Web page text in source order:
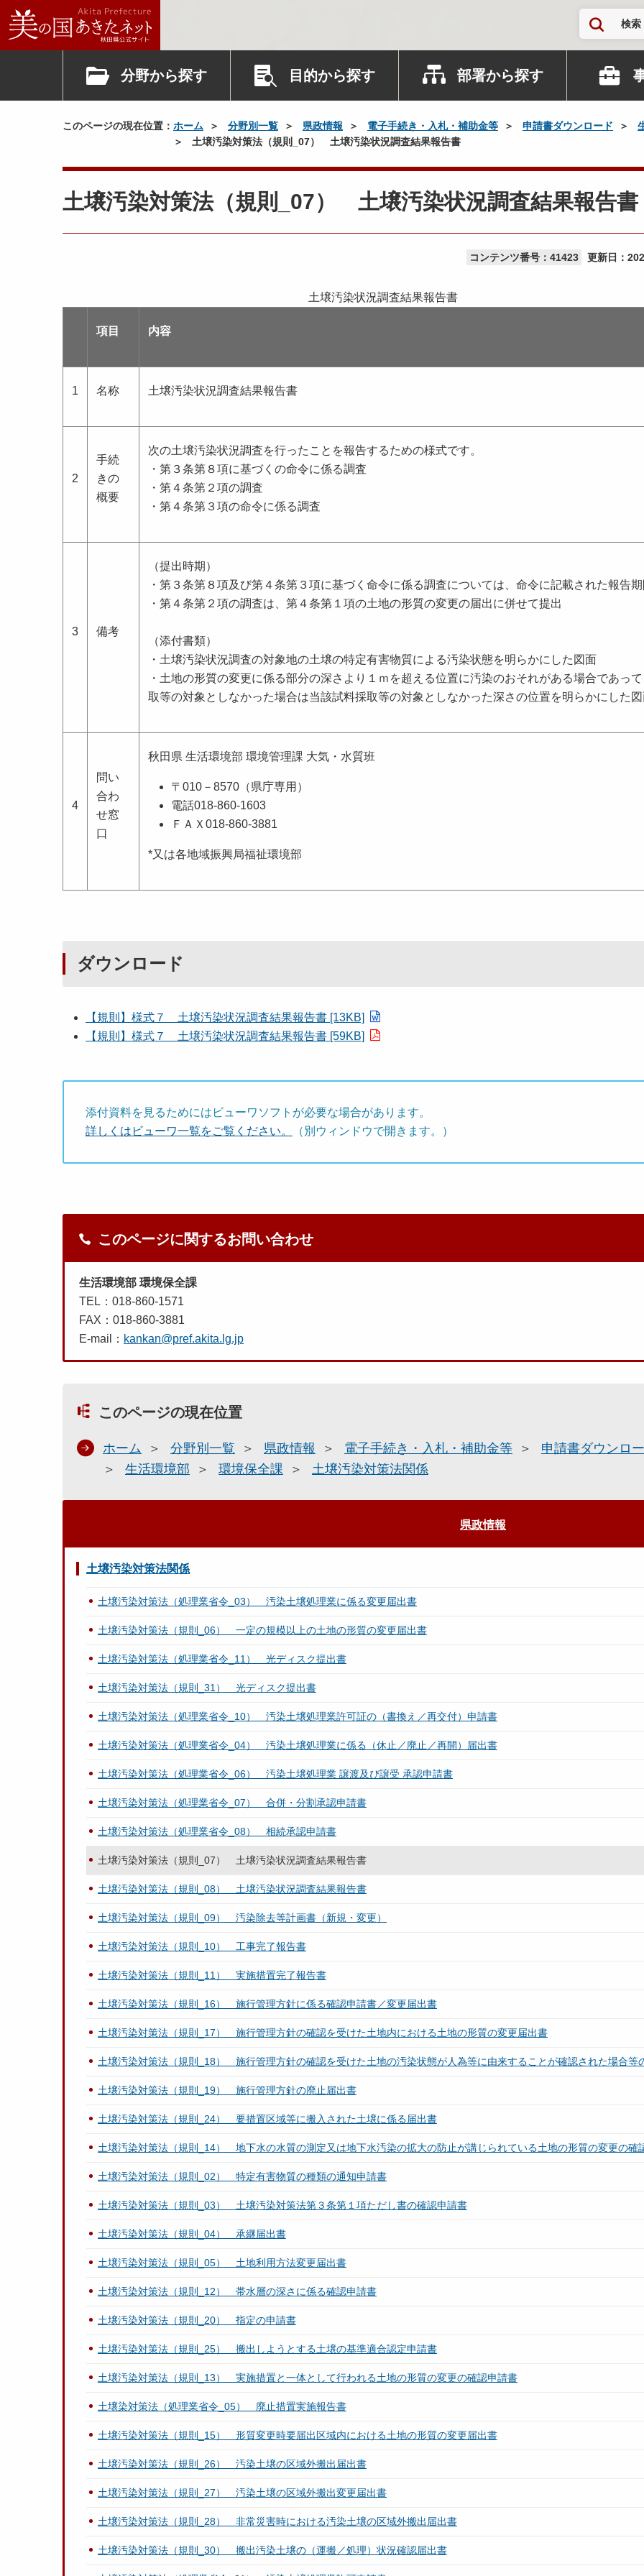
検索
分野から探す 目的から探す 部署から探す
このページの現在位置： ホーム 分野別一覧 県政情報 電子手続き・入札・補助金等 申請書ダウンロード
土壌汚染対策法（規則_07） 土壌汚染状況調査結果報告書
土壌汚染対策法（規則_07） 土壌汚染状況調査結果報告書
コンテンツ番号：41423 更新日：
項目 内容
土壌汚染状況調査結果報告書
1 名称 土壌汚染状況調査結果報告書
2
手続
きの
概要
次の土壌汚染状況調査を行ったことを報告するための様式です。
・第３条第８項に基づくの命令に係る調査
・第４条第２項の調査
・第４条第３項の命令に係る調査
3 備考
（提出時期）
・第３条第８項及び第４条第３項に基づく命令に係る調査については、命令に記載された報告
・第４条第２項の調査は、第４条第１項の土地の形質の変更の届出に併せて提出
（添付書類）
・土壌汚染状況調査の対象地の土壌の特定有害物質による汚染状態を明らかにした図面
・土地の形質の変更に係る部分の深さより１ｍを超える位置に汚染のおそれがある場合であっ
取等の対象としなかった場合は当該試料採取等の対象としなかった深さの位置を明らかにした
4
問い
合わ
せ窓
口
秋田県 生活環境部 環境管理課 大気・水質班
〒010－8570（県庁専用）
電話018-860-1603
ＦＡＸ018-860-3881
*又は各地域振興局福祉環境部
ダウンロード
【規則】様式７ 土壌汚染状況調査結果報告書 [13KB]
【規則】様式７ 土壌汚染状況調査結果報告書 [59KB]
添付資料を見るためにはビューワソフトが必要な場合があります。
詳しくはビューワ一覧をご覧ください。
（別ウィンドウで開きます。）
このページに関するお問い合わせ
生活環境部 環境保全課
TEL：018-860-1571
FAX：018-860-3881
E-mail： kankan@pref.akita.lg.jp
このページの現在位置
ホーム 分野別一覧 県政情報 電子手続き・入札・補助金等
申請書ダウンロ
生活環境部
環境保全課 土壌汚染対策法関係
県政情報
土壌汚染対策法関係
土壌汚染対策法（処理業省令_03） 汚染土壌処理業に係る変更届出書
土壌汚染対策法（規則_06） 一定の規模以上の土地の形質の変更届出書
土壌汚染対策法（処理業省令_11） 光ディスク提出書
土壌汚染対策法（規則_31） 光ディスク提出書
土壌汚染対策法（処理業省令_10） 汚染土壌処理業許可証の（書換え／再交付）申請書
土壌汚染対策法（処理業省令_04） 汚染土壌処理業に係る（休止／廃止／再開）届出書
土壌汚染対策法（処理業省令_06） 汚染土壌処理業 譲渡及び譲受 承認申請書
土壌汚染対策法（処理業省令_07） 合併・分割承認申請書
土壌汚染対策法（処理業省令_08） 相続承認申請書
土壌汚染対策法（規則_07） 土壌汚染状況調査結果報告書
土壌汚染対策法（規則_08） 土壌汚染状況調査結果報告書
土壌汚染対策法（規則_09） 汚染除去等計画書（新規・変更）
土壌汚染対策法（規則_10） 工事完了報告書
土壌汚染対策法（規則_11） 実施措置完了報告書
土壌汚染対策法（規則_16） 施行管理方針に係る確認申請書／変更届出書
土壌汚染対策法（規則_17） 施行管理方針の確認を受けた土地内における土地の形質の変更届出書
土壌汚染対策法（規則_18） 施行管理方針の確認を受けた土地の汚染状態が人為等に由来することが確認された場合等
土壌汚染対策法（規則_19） 施行管理方針の廃止届出書
土壌汚染対策法（規則_24） 要措置区域等に搬入された土壌に係る届出書
土壌汚染対策法（規則_14） 地下水の水質の測定又は地下水汚染の拡大の防止が講じられている土地の形質の変更の確
土壌汚染対策法（規則_02） 特定有害物質の種類の通知申請書
土壌汚染対策法（規則_03） 土壌汚染対策法第３条第１項ただし書の確認申請書
土壌汚染対策法（規則_04） 承継届出書
土壌汚染対策法（規則_05） 土地利用方法変更届出書
土壌汚染対策法（規則_12） 帯水層の深さに係る確認申請書
土壌汚染対策法（規則_20） 指定の申請書
土壌汚染対策法（規則_25） 搬出しようとする土壌の基準適合認定申請書
土壌汚染対策法（規則_13） 実施措置と一体として行われる土地の形質の変更の確認申請書
土壌染対策法（処理業省令_05） 廃止措置実施報告書
土壌汚染対策法（規則_15） 形質変更時要届出区域内における土地の形質の変更届出書
土壌汚染対策法（規則_26） 汚染土壌の区域外搬出届出書
土壌汚染対策法（規則_27） 汚染土壌の区域外搬出変更届出書
土壌汚染対策法（規則_28） 非常災害時における汚染土壌の区域外搬出届出書
土壌汚染対策法（規則_30） 搬出汚染土壌の（運搬／処理）状況確認届出書